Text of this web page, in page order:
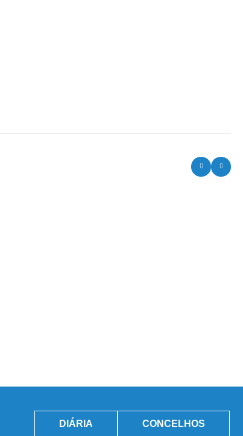
DIÁRIA CONCELHOS